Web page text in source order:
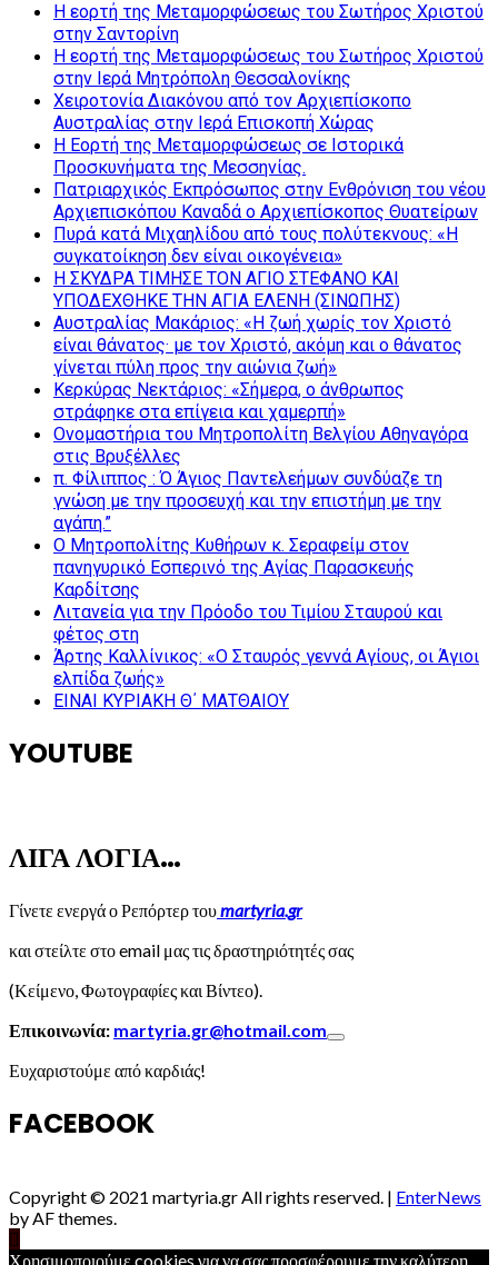
Η εορτή της Μεταμορφώσεως του Σωτήρος Χριστού
στην Σαντορίνη
Η εορτή της Μεταμορφώσεως του Σωτήρος Χριστού
στην Ιερά Μητρόπολη Θεσσαλονίκης
Χειροτονία Διακόνου από τον Αρχιεπίσκοπο
Αυστραλίας στην Ιερά Επισκοπή Χώρας
Η Εορτή της Μεταμορφώσεως σε Ιστορικά
Προσκυνήματα της Μεσσηνίας.
Πατριαρχικός Εκπρόσωπος στην Ενθρόνιση του νέου
Αρχιεπισκόπου Καναδά ο Αρχιεπίσκοπος Θυατείρων
Πυρά κατά Μιχαηλίδου από τους πολύτεκνους: «Η
συγκατοίκηση δεν είναι οικογένεια»
Η ΣΚΥΔΡΑ ΤΙΜΗΣΕ ΤΟΝ ΑΓΙΟ ΣΤΕΦΑΝΟ ΚΑΙ
ΥΠΟΔΕΧΘΗΚΕ ΤΗΝ ΑΓΙΑ ΕΛΕΝΗ (ΣΙΝΩΠΗΣ)
Αυστραλίας Μακάριος: «Η ζωή χωρίς τον Χριστό
είναι θάνατος· με τον Χριστό, ακόμη και ο θάνατος
γίνεται πύλη προς την αιώνια ζωή»
Κερκύρας Νεκτάριος: «Σήμερα, ο άνθρωπος
στράφηκε στα επίγεια και χαμερπή»
Ονομαστήρια του Μητροπολίτη Βελγίου Αθηναγόρα
στις Βρυξέλλες
π. Φίλιππος : Ό Άγιος Παντελεήμων συνδύαζε τη
γνώση με την προσευχή και την επιστήμη με την
αγάπη.”
Ο Μητροπολίτης Κυθήρων κ. Σεραφείμ στον
πανηγυρικό Εσπερινό της Αγίας Παρασκευής
Καρδίτσης
Λιτανεία για την Πρόοδο του Τιμίου Σταυρού και
φέτος στη
Άρτης Καλλίνικος: «Ο Σταυρός γεννά Αγίους, οι Άγιοι
ελπίδα ζωής»
ΕΙΝΑΙ ΚΥΡΙΑΚΗ Θ΄ ΜΑΤΘΑΙΟΥ
YOUTUBE
ΛΙΓΑ ΛΟΓΙΑ…
Γίνετε ενεργά ο Ρεπόρτερ τουmartyria.gr
και στείλτε στο email μας τις δραστηριότητές σας
(Κείμενο, Φωτογραφίες και Βίντεο).
Επικοινωνία: martyria.gr@hotmail.com
Ευχαριστούμε από καρδιάς!
FACEBOOK
Copyright © 2021 martyria.gr All rights reserved. | EnterNews
by AF themes.
Χρησιμοποιούμε cookies για να σας προσφέρουμε την καλύτερη